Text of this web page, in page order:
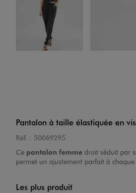
Pantalon à taille élastiquée en
Réf. : 50069295
Ce pantalon femme droit séduit par
permet un ajustement parfait à
Les plus produit